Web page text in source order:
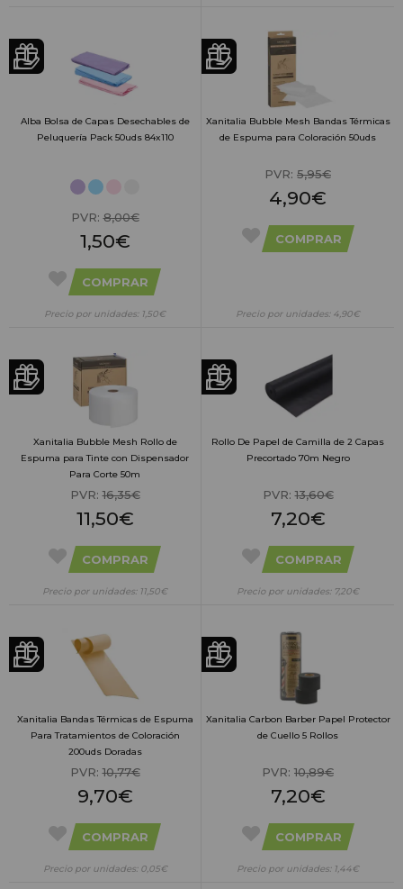
Alba Bolsa de Capas Desechables de
Peluquería Pack 50uds 84x110
PVR:8,00€
1,50€
COMPRAR
Precio por unidades: 1,50€
Xanitalia Bubble Mesh Bandas Térmicas
de Espuma para Coloración 50uds
PVR: 5,95€
4,90€
COMPRAR
Precio por unidades: 4,90€
Xanitalia Bubble Mesh Rollo de
Espuma para Tinte con Dispensador
Para Corte 50m
PVR:16,35€
11,50€
COMPRAR
Precio por unidades: 11,50€
Rollo De Papel de Camilla de 2 Capas
Precortado 70m Negro
PVR:13,60€
7,20€
COMPRAR
Precio por unidades: 7,20€
Xanitalia Bandas Térmicas de Espuma
Para Tratamientos de Coloración
200uds Doradas
PVR:10,77€
9,70€
COMPRAR
Precio por unidades: 0,05€
Xanitalia Carbon Barber Papel Protector
de Cuello 5 Rollos
PVR: 10,89€
7,20€
COMPRAR
Precio por unidades: 1,44€